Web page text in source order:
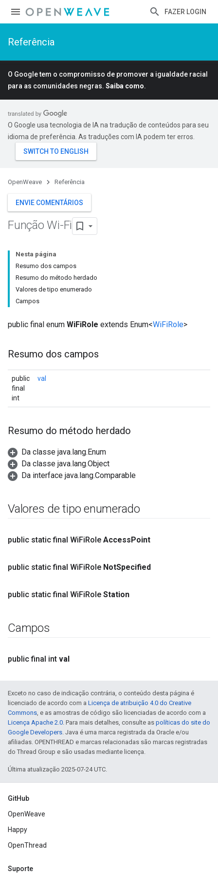
FAZER LOGIN
Referência
O Google tem o compromisso de promover a igualdade racial
para as comunidades negras. Saiba como.
O Google usa tecnologia de IA na tradução de conteúdos para seu
idioma de preferência. As traduções com IA podem ter erros.
OpenWeave Referência
ENVIE COMENTÁRIOS
Função Wi-Fi
Nesta página
Resumo dos campos
Resumo do método herdado
Valores de tipo enumerado
Campos
public final enum WiFiRole extends Enum<WiFiRole>
Resumo dos campos
public
final
int
val
Resumo do método herdado
Da classe java.lang.Enum
Da classe java.lang.Object
Da interface java.lang.Comparable
Valores de tipo enumerado
public static final WiFiRole AccessPoint
public static final WiFiRole NotSpecified
public static final WiFiRole Station
Campos
public final int val
Exceto no caso de indicação contrária, o conteúdo desta página é
licenciado de acordo com a Licença de atribuição 4.0 do Creative
Commons, e as amostras de código são licenciadas de acordo com a
Licença Apache 2.0. Para mais detalhes, consulte as políticas do site do
Google Developers. Java é uma marca registrada da Oracle e/ou
afiliadas. OPENTHREAD e marcas relacionadas são marcas registradas
do Thread Group e são usadas mediante licença.
Última atualização 2025-07-24 UTC.
GitHub
OpenWeave
Happy
OpenThread
Suporte